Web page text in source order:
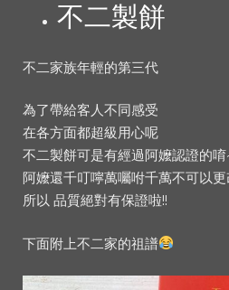
不二製餅
不二家族年輕的第三代
為了帶給客人不同感受
在各方面都超級用心呢
不二製餅可是有經過阿嬤認證的唷
阿嬤還千叮嚀萬囑咐千萬不可以
所以 品質絕對有保證啦!!
下面附上不二家的祖譜